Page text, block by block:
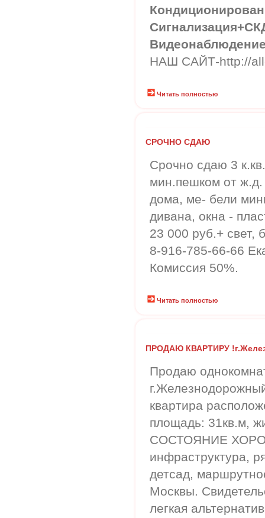
НАШ САЙТ-http://
Читать полностью
СРОЧНО СДАЮ
Срочно сдаю 3
мин.пешком от ж.д.
дома, ме- бели
дивана, окна -
23 000 руб.+ свет,
8-916-785-66-66
Комиссия 50%.
Читать полностью
ПРОДАЮ КВАРТИРУ
Продаю
квартира
площадь: 31кв.м,
СОСТОЯНИЕ
инфраструктура,
детсад,
Москвы.
легкая